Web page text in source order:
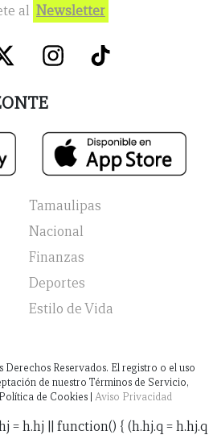
al Newsletter
Tamaulipas
Nacional
Finanzas
Deportes
Estilo de Vida
Derechos Reservados. El registro o el uso
de nuestro Términos de Servicio,
de Cookies | Aviso Privacidad
= h.hj || function() { (h.hj.q = h.hj.q